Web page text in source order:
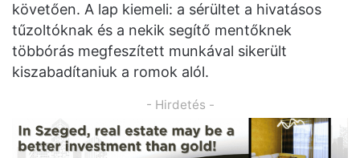
követően. A lap kiemeli: a sérültet a hivatásos
tűzoltóknak és a nekik segítő mentőknek
többórás megfeszített munkával sikerült
kiszabadítaniuk a romok alól.
- Hirdetés -